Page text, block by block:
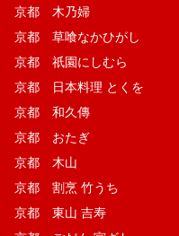
京都 木乃婦
京都 草喰なかひがし
京都 祇園にしむら
京都 日本料理 とくを
京都 和久傳
京都 おたぎ
京都 木山
京都 割烹 竹うち
京都 東山 吉寿